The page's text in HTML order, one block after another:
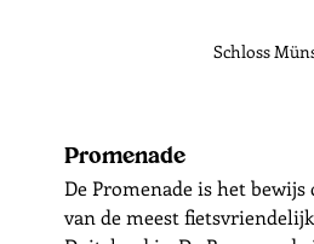
Schloss
Promenade
De Promenade is het
van de meest